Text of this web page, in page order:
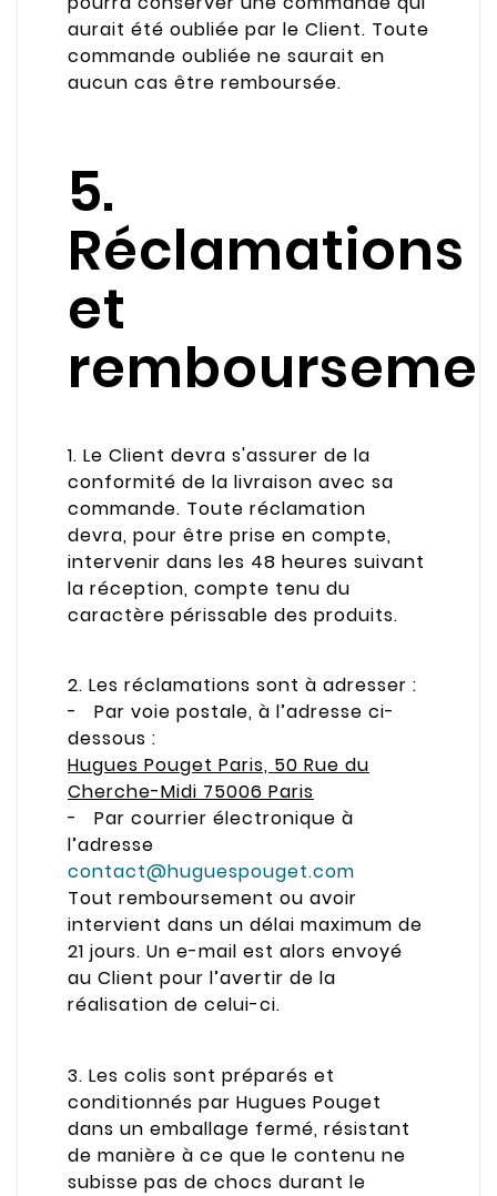
aurait été oubliée par le Client. Toute
commande oubliée ne saurait en
aucun cas être remboursée.
5.
Réclamations
et
1. Le Client devra s'assurer de la
conformité de la livraison avec sa
commande. Toute réclamation
devra, pour être prise en compte,
intervenir dans les 48 heures suivant
la réception, compte tenu du
caractère périssable des produits.
2. Les réclamations sont à adresser :
- Par voie postale, à l’adresse ci-
dessous :
Hugues Pouget Paris, 50 Rue du
Cherche-Midi 75006 Paris
- Par courrier électronique à
l’adresse
contact@huguespouget.com
Tout remboursement ou avoir
intervient dans un délai maximum de
21 jours. Un e-mail est alors envoyé
au Client pour l’avertir de la
réalisation de celui-ci.
3. Les colis sont préparés et
conditionnés par Hugues Pouget
dans un emballage fermé, résistant
de manière à ce que le contenu ne
subisse pas de chocs durant le